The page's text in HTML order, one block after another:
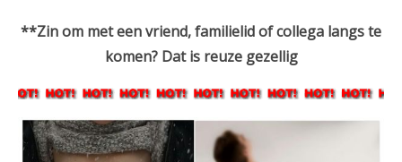
**Zin om met een vriend, familielid of collega langs te
komen? Dat is reuze gezellig